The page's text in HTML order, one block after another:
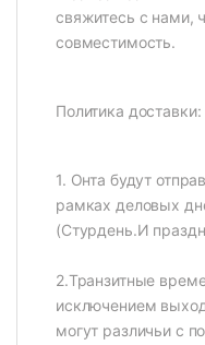
свяжитесь с нами,
совместимость.
Политика доставки:
1. Онта будут
рамках деловых
(Стурдень.И
2.Транзитные
исключением
могут различьи с